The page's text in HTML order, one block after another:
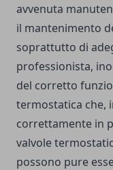
avvenuta
il mantenimento
soprattutto di
professionista,
del corretto
termostatica che,
correttamente in
valvole
possono pure